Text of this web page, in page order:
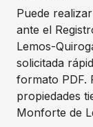
Puede
ante el
Lemos-
solicitada
formato PDF.
propiedades
Monforte de